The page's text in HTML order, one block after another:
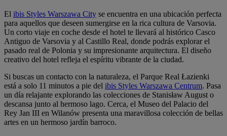
El ibis Styles Warszawa City se encuentra en una ubicación perfecta
para aquellos que deseen sumergirse en la rica cultura de Varsovia.
Un corto viaje en coche desde el hotel te llevará al histórico Casco
Antiguo de Varsovia y al Castillo Real, donde podrás explorar el
pasado real de Polonia y su impresionante arquitectura. El diseño
creativo del hotel refleja el espíritu vibrante de la ciudad.
Si buscas un contacto con la naturaleza, el Parque Real Łazienki
está a solo 11 minutos a pie del ibis Styles Warszawa Centrum. Pasa
un día relajante explorando las colecciones de Stanisław August o
descansa junto al hermoso lago. Cerca, el Museo del Palacio del
Rey Jan III en Wilanów presenta una maravillosa colección de bellas
artes en un hermoso jardín barroco.